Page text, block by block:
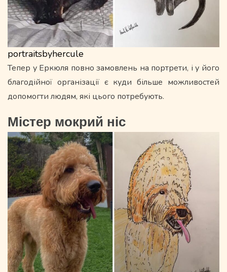
portraitsbyhercule
Тепер у Еркюля повно замовлень на портрети, і у його
благодійної організації є куди більше можливостей
допомогти людям, які цього потребують.
Містер мокрий ніс